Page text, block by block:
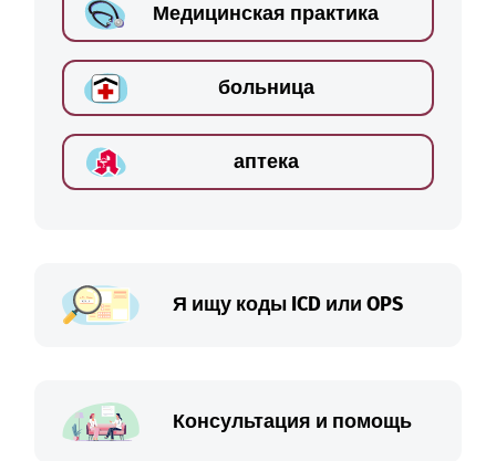
Медицинская практика
больница
аптека
Я ищу коды ICD или OPS
Консультация и помощь